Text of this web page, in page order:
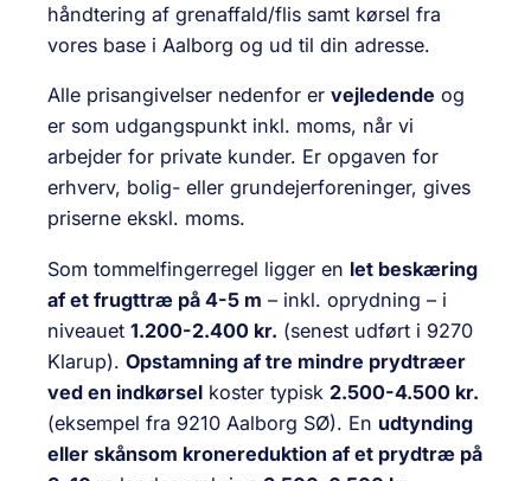
håndtering af grenaffald/flis samt kørsel fra
vores base i Aalborg og ud til din adresse.
Alle prisangivelser nedenfor er vejledende og
er som udgangspunkt inkl. moms, når vi
arbejder for private kunder. Er opgaven for
erhverv, bolig- eller grundejerforeninger, gives
priserne ekskl. moms.
Som tommelfingerregel ligger en let beskæring
af et frugttræ på 4-5 m – inkl. oprydning – i
niveauet 1.200-2.400 kr. (senest udført i 9270
Klarup). Opstamning af tre mindre prydtræer
ved en indkørsel koster typisk 2.500-4.500 kr.
(eksempel fra 9210 Aalborg SØ). En udtynding
eller skånsom kronereduktion af et prydtræ på